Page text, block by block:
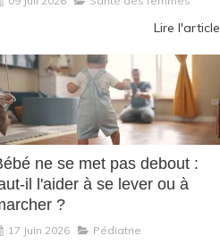
Lire l'article
ne se met pas debout :
il l'aider à se lever ou à
?
17 Juin 2026 Pédiatrie